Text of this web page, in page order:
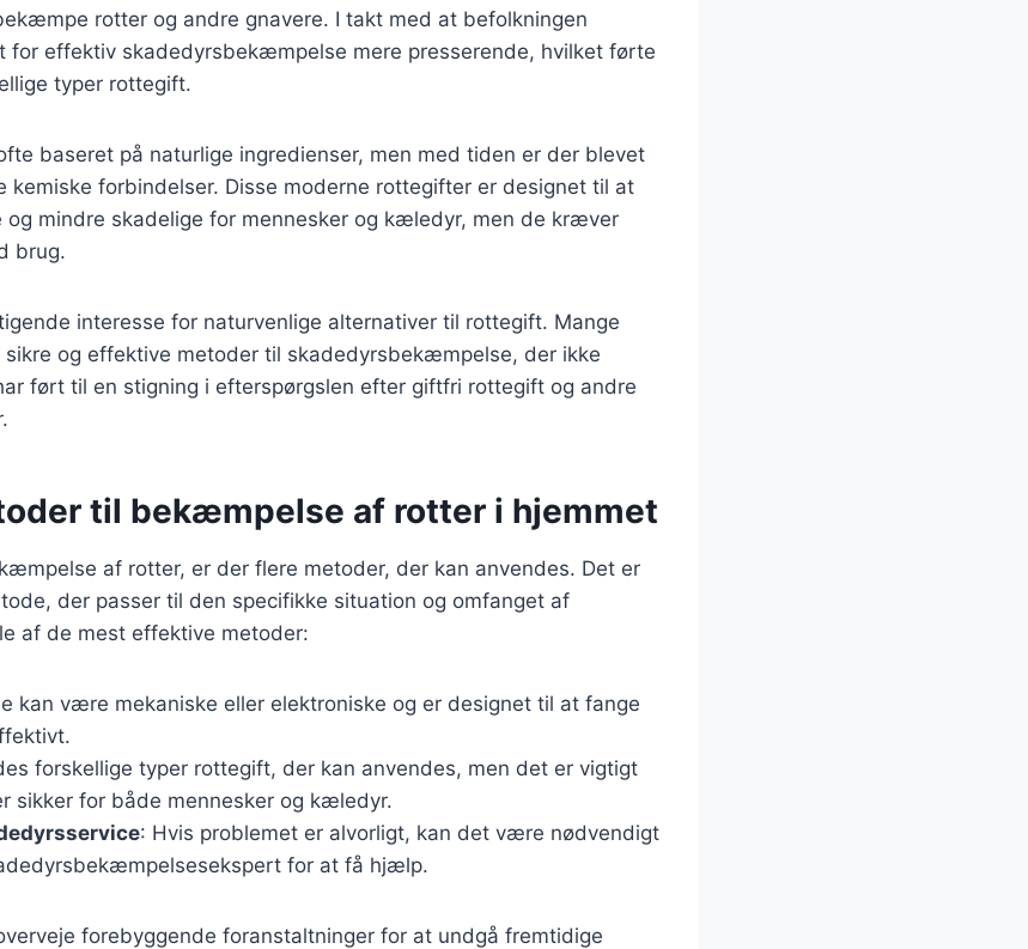
rotter og andre gnavere. I takt med at befolkningen
for effektiv skadedyrsbekæmpelse mere presserende, hvilket førte
typer rottegift.
baseret på naturlige ingredienser, men med tiden er der blevet
kemiske forbindelser. Disse moderne rottegifter er designet til at
mindre skadelige for mennesker og kæledyr, men de kræver
brug.
interesse for naturvenlige alternativer til rottegift. Mange
og effektive metoder til skadedyrsbekæmpelse, der ikke
ført til en stigning i efterspørgslen efter giftfri rottegift og andre
til bekæmpelse af rotter i hjemmet
af rotter, er der flere metoder, der kan anvendes. Det er
der passer til den specifikke situation og omfanget af
af de mest effektive metoder:
kan være mekaniske eller elektroniske og er designet til at fange
forskellige typer rottegift, der kan anvendes, men det er vigtigt
sikker for både mennesker og kæledyr.
: Hvis problemet er alvorligt, kan det være nødvendigt
for at få hjælp.
forebyggende foranstaltninger for at undgå fremtidige